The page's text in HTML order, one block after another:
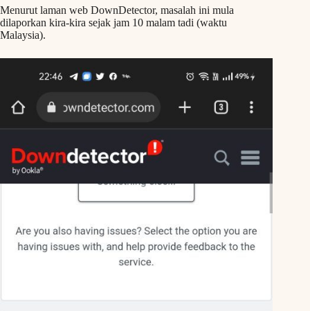
Menurut laman web DownDetector, masalah ini mula
dilaporkan kira-kira sejak jam 10 malam tadi (waktu
Malaysia).